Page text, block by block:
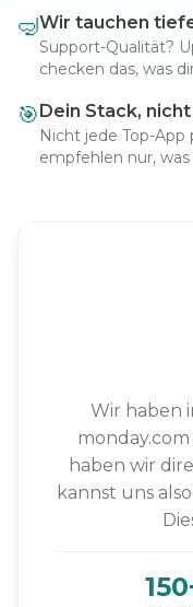
🤿Wir tauchen
Support-Qualität?
checken das, was
🎯Dein Stack,
Nicht jede Top-
empfehlen nur,
Wir haben
haben wir
kannst uns